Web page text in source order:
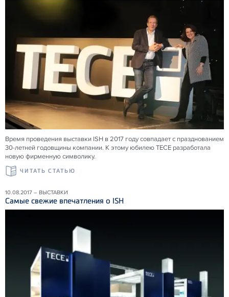
Время проведения выставки ISH в 2017 году совпадает с празднованием
30-летней годовщины компании. К этому юбилею TECE разработала
новую фирменную символику.
ЧИТАТЬ СТАТЬЮ
10.08.2017 – ВЫСТАВКИ
Самые свежие впечатления о ISH